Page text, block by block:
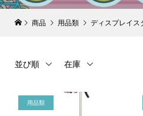
商品 用品類 ディスプレイス
並び順 在庫
用品類